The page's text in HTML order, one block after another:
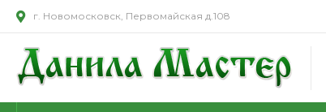
г. Новомосковск, Первомайская д.108